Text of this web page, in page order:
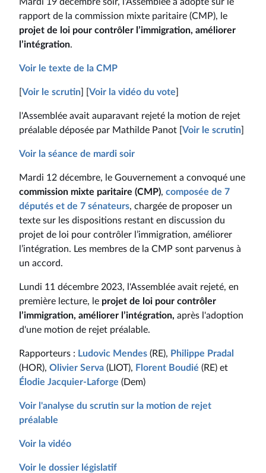
rapport de la commission mixte paritaire (CMP), le
projet de loi pour contrôler l’immigration, améliorer
l’intégration.
Voir le texte de la CMP
Voir le scrutin Voir la vidéo du vote
l'Assemblée avait auparavant rejeté la motion de rejet
préalable déposée par Mathilde Panot [ Voir le scrutin
Voir la séance de mardi soir
Mardi 12 décembre, le Gouvernement a convoqué une
commission mixte paritaire (CMP), composée de 7
députés et de 7 sénateurs, chargée de proposer un
texte sur les dispositions restant en discussion du
projet de loi pour contrôler l’immigration, améliorer
l’intégration. Les membres de la CMP sont parvenus à
un accord.
Lundi 11 décembre 2023, l'Assemblée avait rejeté, en
première lecture, le projet de loi pour contrôler
l’immigration, améliorer l’intégration, après l'adoption
d'une motion de rejet préalable.
Rapporteurs : Ludovic Mendes (RE), Philippe Pradal
(HOR), Olivier Serva (LIOT), Florent Boudié (RE) et
Élodie Jacquier-Laforge (Dem)
Voir l'analyse du scrutin sur la motion de rejet
préalable
Voir la vidéo
Voir le dossier législatif